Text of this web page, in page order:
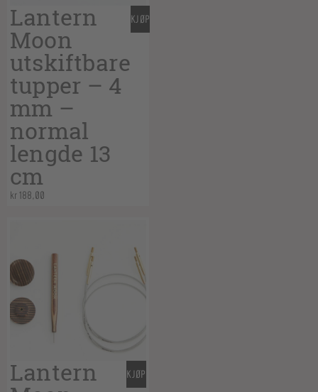
Lantern
Moon
utskiftbare
tupper – 4
mm –
normal
lengde 13
cm
kr188,00
KJØP
Lantern KJØP